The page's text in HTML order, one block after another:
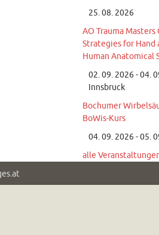
25. 08. 2026
AO Trauma
Strategies for Hand
Human Anatomical
02. 09. 2026 - 04.
Innsbruck
Bochumer
BoWis-Kurs
04. 09. 2026 - 05.
alle